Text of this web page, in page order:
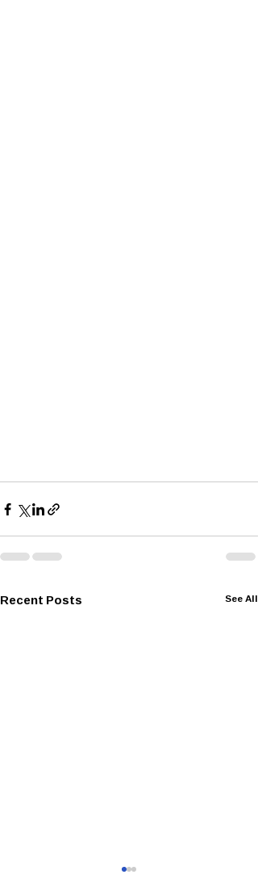
Recent Posts See All